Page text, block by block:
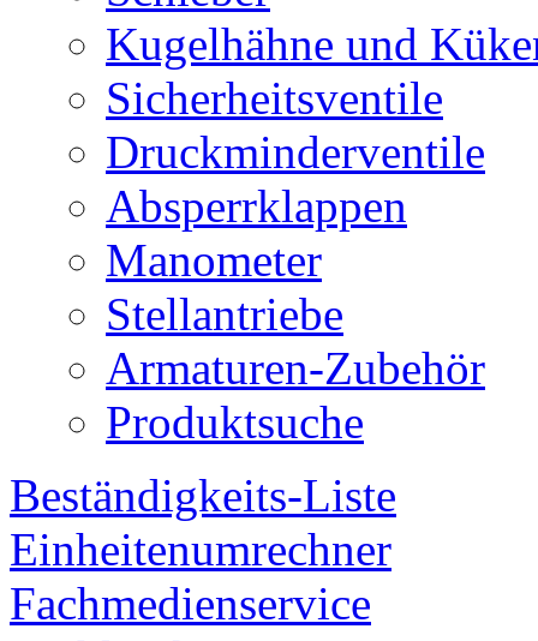
Kugelhähne und
Sicherheitsventile
Druckminderventile
Absperrklappen
Manometer
Stellantriebe
Armaturen-Zubehör
Produktsuche
Beständigkeits-Liste
Einheitenumrechner
Fachmedienservice